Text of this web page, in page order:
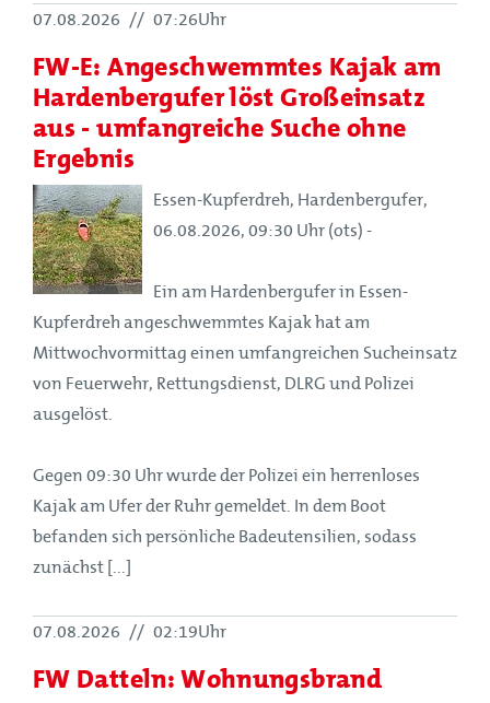
07.08.2026 // 07:26Uhr
FW-E: Angeschwemmtes Kajak am
Hardenbergufer löst Großeinsatz
aus - umfangreiche Suche ohne
Ergebnis
Essen-Kupferdreh, Hardenbergufer,
06.08.2026, 09:30 Uhr (ots) -
Ein am Hardenbergufer in Essen-
Kupferdreh angeschwemmtes Kajak hat am
Mittwochvormittag einen umfangreichen Sucheinsatz
von Feuerwehr, Rettungsdienst, DLRG und Polizei
ausgelöst.
Gegen 09:30 Uhr wurde der Polizei ein herrenloses
Kajak am Ufer der Ruhr gemeldet. In dem Boot
befanden sich persönliche Badeutensilien, sodass
zunächst [...]
07.08.2026 // 02:19Uhr
FW Datteln: Wohnungsbrand